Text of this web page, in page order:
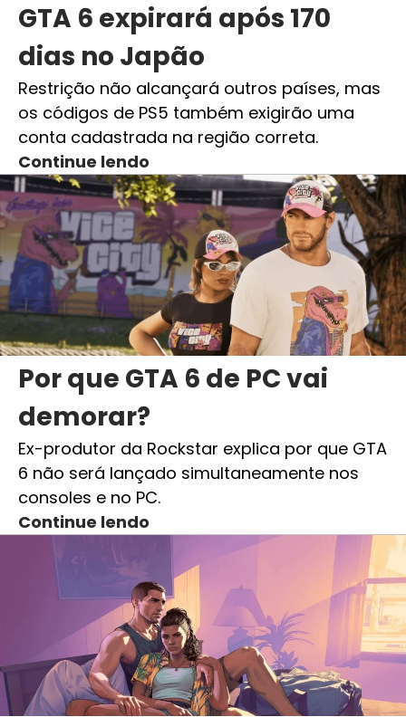
GTA 6 expirará após 170
dias no Japão
Restrição não alcançará outros países, mas
os códigos de PS5 também exigirão uma
conta cadastrada na região correta.
Continue lendo
Por que GTA 6 de PC vai
demorar?
Ex-produtor da Rockstar explica por que GTA
6 não será lançado simultaneamente nos
consoles e no PC.
Continue lendo